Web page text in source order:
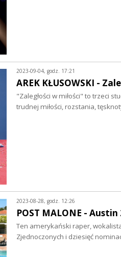
2023-09-04, godz. 17:21
AREK KŁUSOWSKI -
"Zaległości w miłości" to trzeci
trudnej miłości, rozstania,
2023-08-28, godz. 12:26
POST MALONE - Austin
Ten amerykański raper,
Zjednoczonych i dziesięć